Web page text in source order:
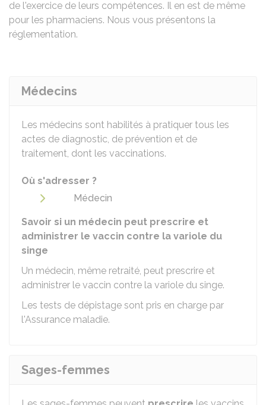
de l'exercice de leurs compétences. Il en est de même
pour les pharmaciens. Nous vous présentons la
réglementation.
Médecins
Les médecins sont habilités à pratiquer tous les
actes de diagnostic, de prévention et de
traitement, dont les vaccinations.
Où s'adresser ?
Médecin
Savoir si un médecin peut prescrire et
administrer le vaccin contre la variole du
singe
Un médecin, même retraité, peut prescrire et
administrer le vaccin contre la variole du singe.
Les tests de dépistage sont pris en charge par
l'Assurance maladie.
Sages-femmes